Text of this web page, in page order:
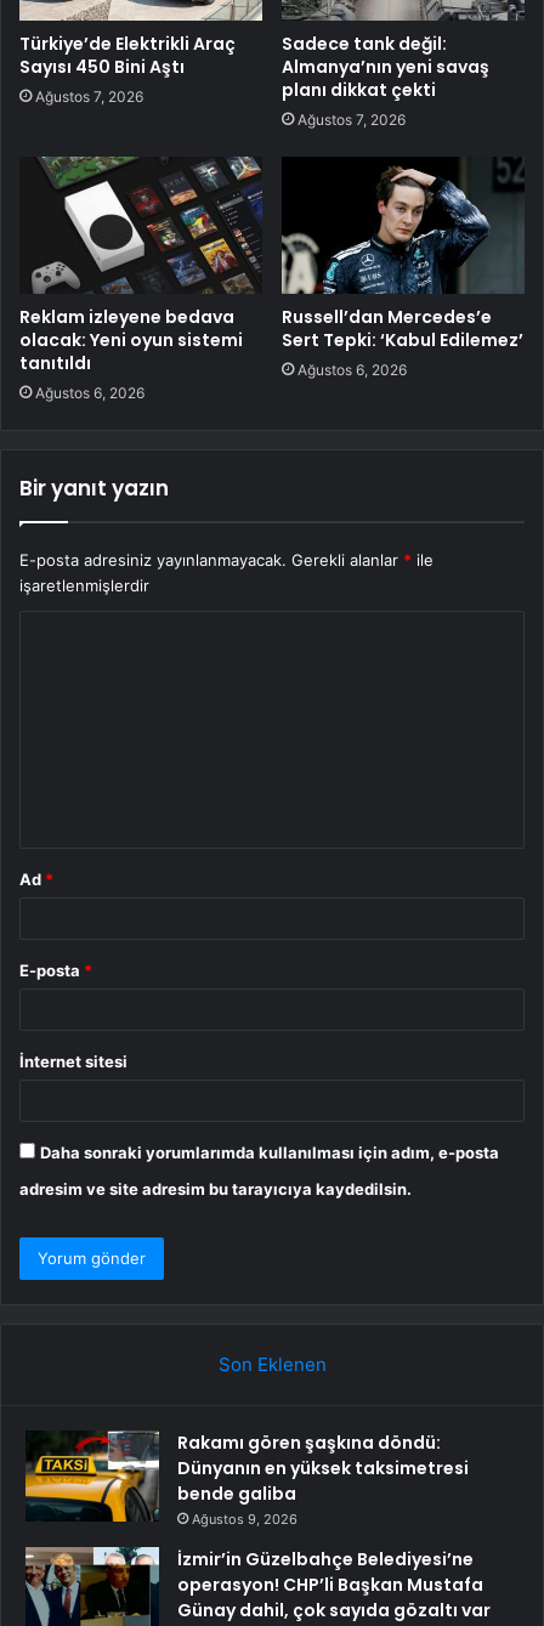
Türkiye’de Elektrikli Araç
Sayısı 450 Bini Aştı
Ağustos 7, 2026
Sadece tank değil:
Almanya’nın yeni savaş
planı dikkat çekti
Ağustos 7, 2026
Reklam izleyene bedava
olacak: Yeni oyun sistemi
tanıtıldı
Ağustos 6, 2026
Russell’dan Mercedes’e
Sert Tepki: ‘Kabul Edilemez’
Ağustos 6, 2026
Bir yanıt yazın
E-posta adresiniz yayınlanmayacak. Gerekli alanlar * ile
işaretlenmişlerdir
Ad *
E-posta *
İnternet sitesi
Daha sonraki yorumlarımda kullanılması için adım, e-posta
adresim ve site adresim bu tarayıcıya kaydedilsin.
Son Eklenen
Rakamı gören şaşkına döndü:
Dünyanın en yüksek taksimetresi
bende galiba
Ağustos 9, 2026
İzmir’in Güzelbahçe Belediyesi’ne
operasyon! CHP’li Başkan Mustafa
Günay dahil, çok sayıda gözaltı var